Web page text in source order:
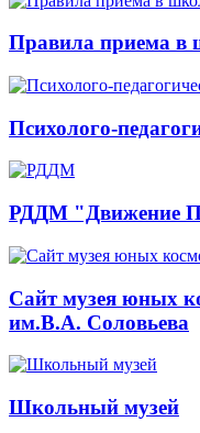
Правила приема в
Психолого-
РДДМ "Движение
Сайт музея юных
им.В.А. Соловьева
Школьный музей